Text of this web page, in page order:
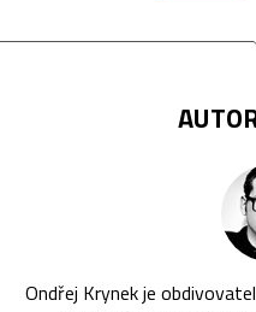
Ondřej Krynek je